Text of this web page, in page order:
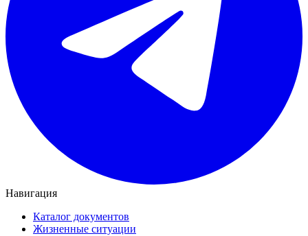
Навигация
Каталог документов
Жизненные ситуации